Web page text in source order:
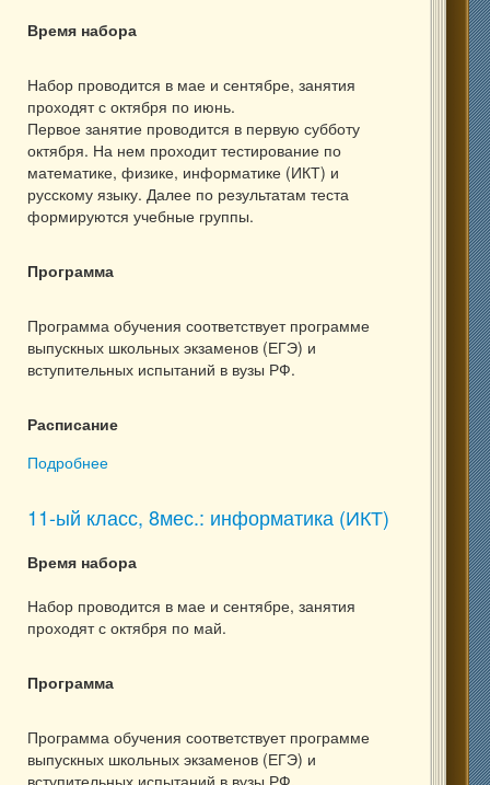
Время набора
Набор проводится в мае и сентябре, занятия
проходят с октября по июнь.
Первое занятие проводится в первую субботу
октября. На нем проходит тестирование по
математике, физике, информатике (ИКТ) и
русскому языку. Далее по результатам теста
формируются учебные группы.
Программа
Программа обучения соответствует программе
выпускных школьных экзаменов (ЕГЭ) и
вступительных испытаний в вузы РФ.
Расписание
Подробнее
11-ый класс, 8мес.: информатика (ИКТ)
Время набора
Набор проводится в мае и сентябре, занятия
проходят с октября по май.
Программа
Программа обучения соответствует программе
выпускных школьных экзаменов (ЕГЭ) и
вступительных испытаний в вузы РФ.